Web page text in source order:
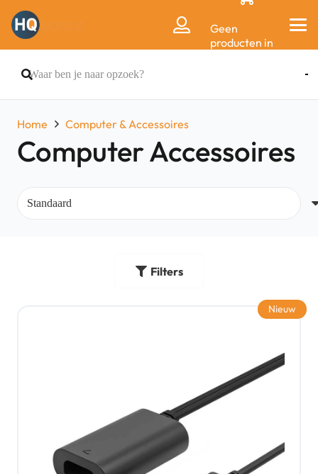
Geen
producten in
Home Computer & Accessoires
Computer Accessoires
Filters
Nieuw